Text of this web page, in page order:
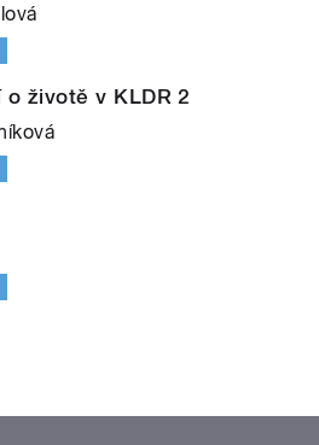
životě v KLDR 2